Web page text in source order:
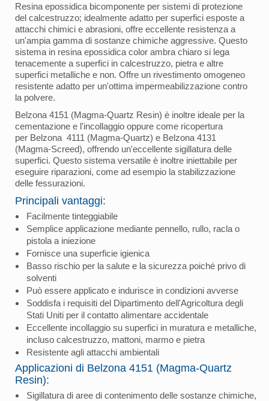
Resina epossidica bicomponente per sistemi di protezione
del calcestruzzo; idealmente adatto per superfici esposte a
attacchi chimici e abrasioni, offre eccellente resistenza a
un'ampia gamma di sostanze chimiche aggressive. Questo
sistema in resina epossidica color ambra chiaro si lega
tenacemente a superfici in calcestruzzo, pietra e altre
superfici metalliche e non. Offre un rivestimento omogeneo
resistente adatto per un'ottima impermeabilizzazione contro
la polvere.
Belzona 4151 (Magma-Quartz Resin) è inoltre ideale per la
cementazione e l'incollaggio oppure come ricopertura
per Belzona 4111 (Magma-Quartz) e Belzona 4131
(Magma-Screed), offrendo un'eccellente sigillatura delle
superfici. Questo sistema versatile è inoltre iniettabile per
eseguire riparazioni, come ad esempio la stabilizzazione
delle fessurazioni.
Principali vantaggi:
Facilmente tinteggiabile
Semplice applicazione mediante pennello, rullo, racla o
pistola a iniezione
Fornisce una superficie igienica
Basso rischio per la salute e la sicurezza poiché privo di
solventi
Può essere applicato e indurisce in condizioni avverse
Soddisfa i requisiti del Dipartimento dell'Agricoltura degli
Stati Uniti per il contatto alimentare accidentale
Eccellente incollaggio su superfici in muratura e metalliche,
incluso calcestruzzo, mattoni, marmo e pietra
Resistente agli attacchi ambientali
Applicazioni di Belzona 4151 (Magma-Quartz
Resin):
Sigillatura di aree di contenimento delle sostanze chimiche,